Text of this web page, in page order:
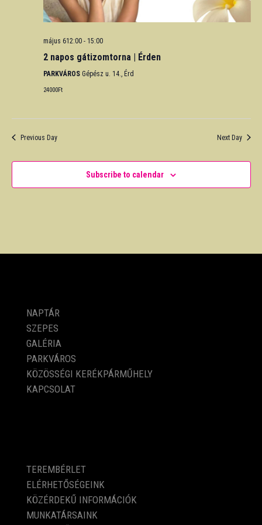
május 612:00- 15:00
2 napos gátizomtorna | Érden
PARKVÁROS Gépész u. 14., Érd
24000Ft
Previous Day Next Day
Subscribe to calendar
NAPTÁR
SZEPES
GALÉRIA
PARKVÁROS
KÖZÖSSÉGI KERÉKPÁRMŰHELY
KAPCSOLAT
TEREMBÉRLET
ELÉRHETŐSÉGEINK
KÖZÉRDEKŰ INFORMÁCIÓK
MUNKATÁRSAINK